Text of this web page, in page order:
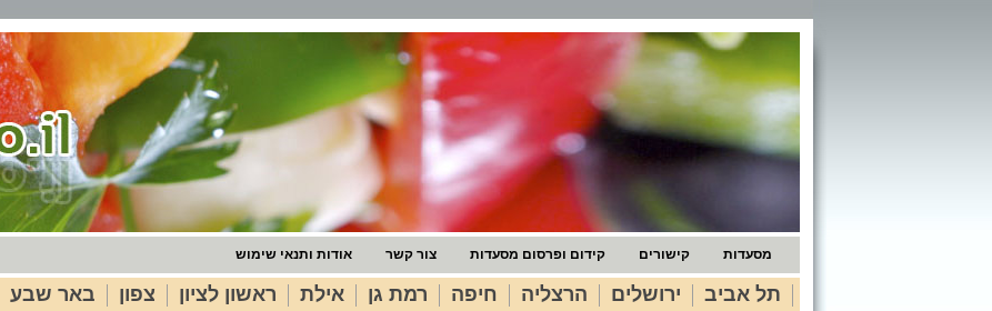
מסעדות קישורים קידום ופרסום מסעדות צור קשר אודות ותנאי שימוש
תל אביב ירושלים הרצליה חיפה רמת גן אילת ראשון לציון צפון באר שבע